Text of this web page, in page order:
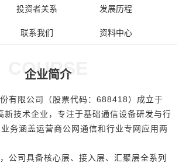
投资者关系 发展历程
联系我们 资料中心
COURSE
企业简介
有限公司（股票代码：688418）成立于
新技术企业，专注于基础通信设备研发与行
务涵盖运营商公网通信和行业专网应用两
公司具备核心层、接入层、汇聚层全系列